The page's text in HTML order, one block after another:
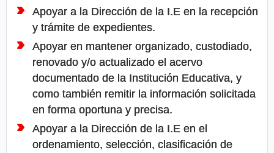
Apoyar a la Dirección de la I.E en la recepción
y trámite de expedientes.
Apoyar en mantener organizado, custodiado,
renovado y/o actualizado el acervo
documentado de la Institución Educativa, y
como también remitir la información solicitada
en forma oportuna y precisa.
Apoyar a la Dirección de la I.E en el
ordenamiento, selección, clasificación de